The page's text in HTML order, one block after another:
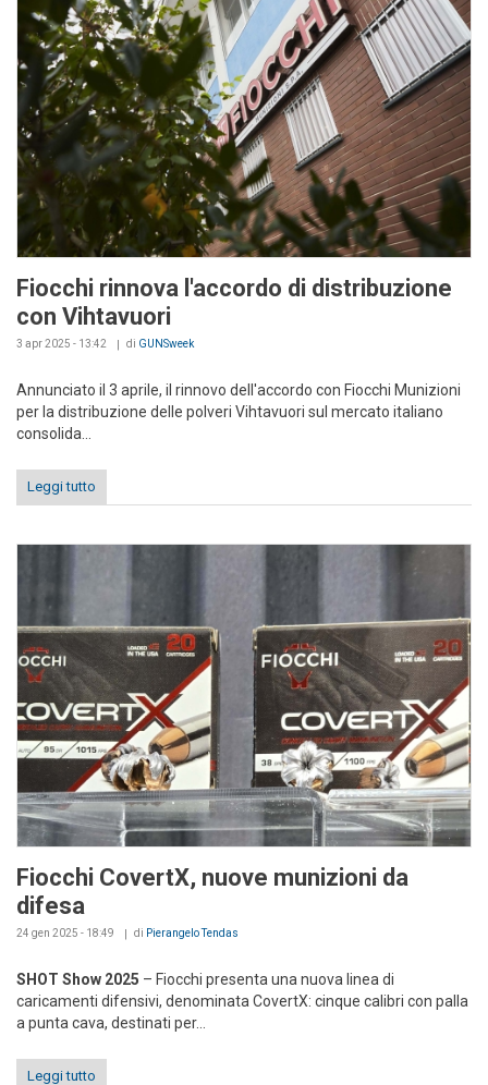
Fiocchi rinnova l'accordo di distribuzione
con Vihtavuori
3 apr 2025 - 13:42 di GUNSweek
Annunciato il 3 aprile, il rinnovo dell'accordo con Fiocchi Munizioni
per la distribuzione delle polveri Vihtavuori sul mercato italiano
consolida...
Leggi tutto
Fiocchi CovertX, nuove munizioni da
difesa
24 gen 2025 - 18:49 di Pierangelo Tendas
SHOT Show 2025 – Fiocchi presenta una nuova linea di
caricamenti difensivi, denominata CovertX: cinque calibri con palla
a punta cava, destinati per...
Leggi tutto